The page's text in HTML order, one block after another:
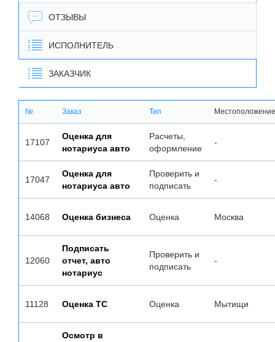
ОТЗЫВЫ
ИСПОЛНИТЕЛЬ
ЗАКАЗЧИК
№ Заказ Тип Местоположение
17107
Оценка для
нотариуса авто
Расчеты,
оформление
-
17047
Оценка для
нотариуса авто
Проверить и
подписать
-
14068 Оценка бизнеса Оценка Москва
12060
Подписать
отчет, авто
нотариус
Проверить и
подписать
-
11128 Оценка ТС Оценка Мытищи
Осмотр в